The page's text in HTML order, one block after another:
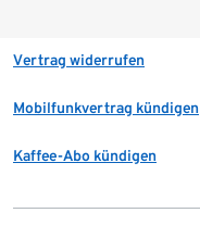
Vertrag widerrufen
Mobilfunkvertrag kündigen
Kaffee-Abo kündigen